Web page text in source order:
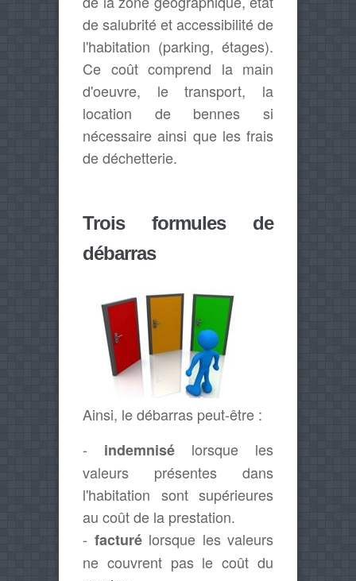
de salubrité et accessibilité de
l'habitation (parking, étages).
Ce coût comprend la main
d'oeuvre, le transport, la
location de bennes si
nécessaire ainsi que les frais
de déchetterie.
Trois formules de
débarras
Ainsi, le débarras peut-être :
- indemnisé lorsque les
valeurs présentes dans
l'habitation sont supérieures
au coût de la prestation.
- facturélorsque les valeurs
ne couvrent pas le coût du